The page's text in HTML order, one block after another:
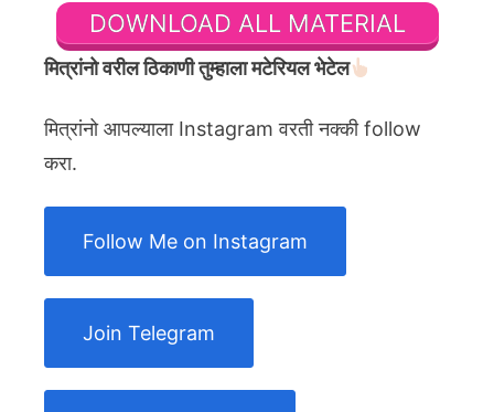
DOWNLOAD ALL MATERIAL
मित्रांनो वरील ठिकाणी तुम्हाला मटेरियल भेटेल
मित्रांनो आपल्याला Instagram वरती नक्की follow
करा.
Follow Me on Instagram
Join Telegram